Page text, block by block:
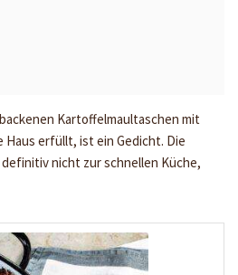
Kartoffelmaultaschen mit
Haus erfüllt, ist ein Gedicht. Die
nicht zur schnellen Küche,